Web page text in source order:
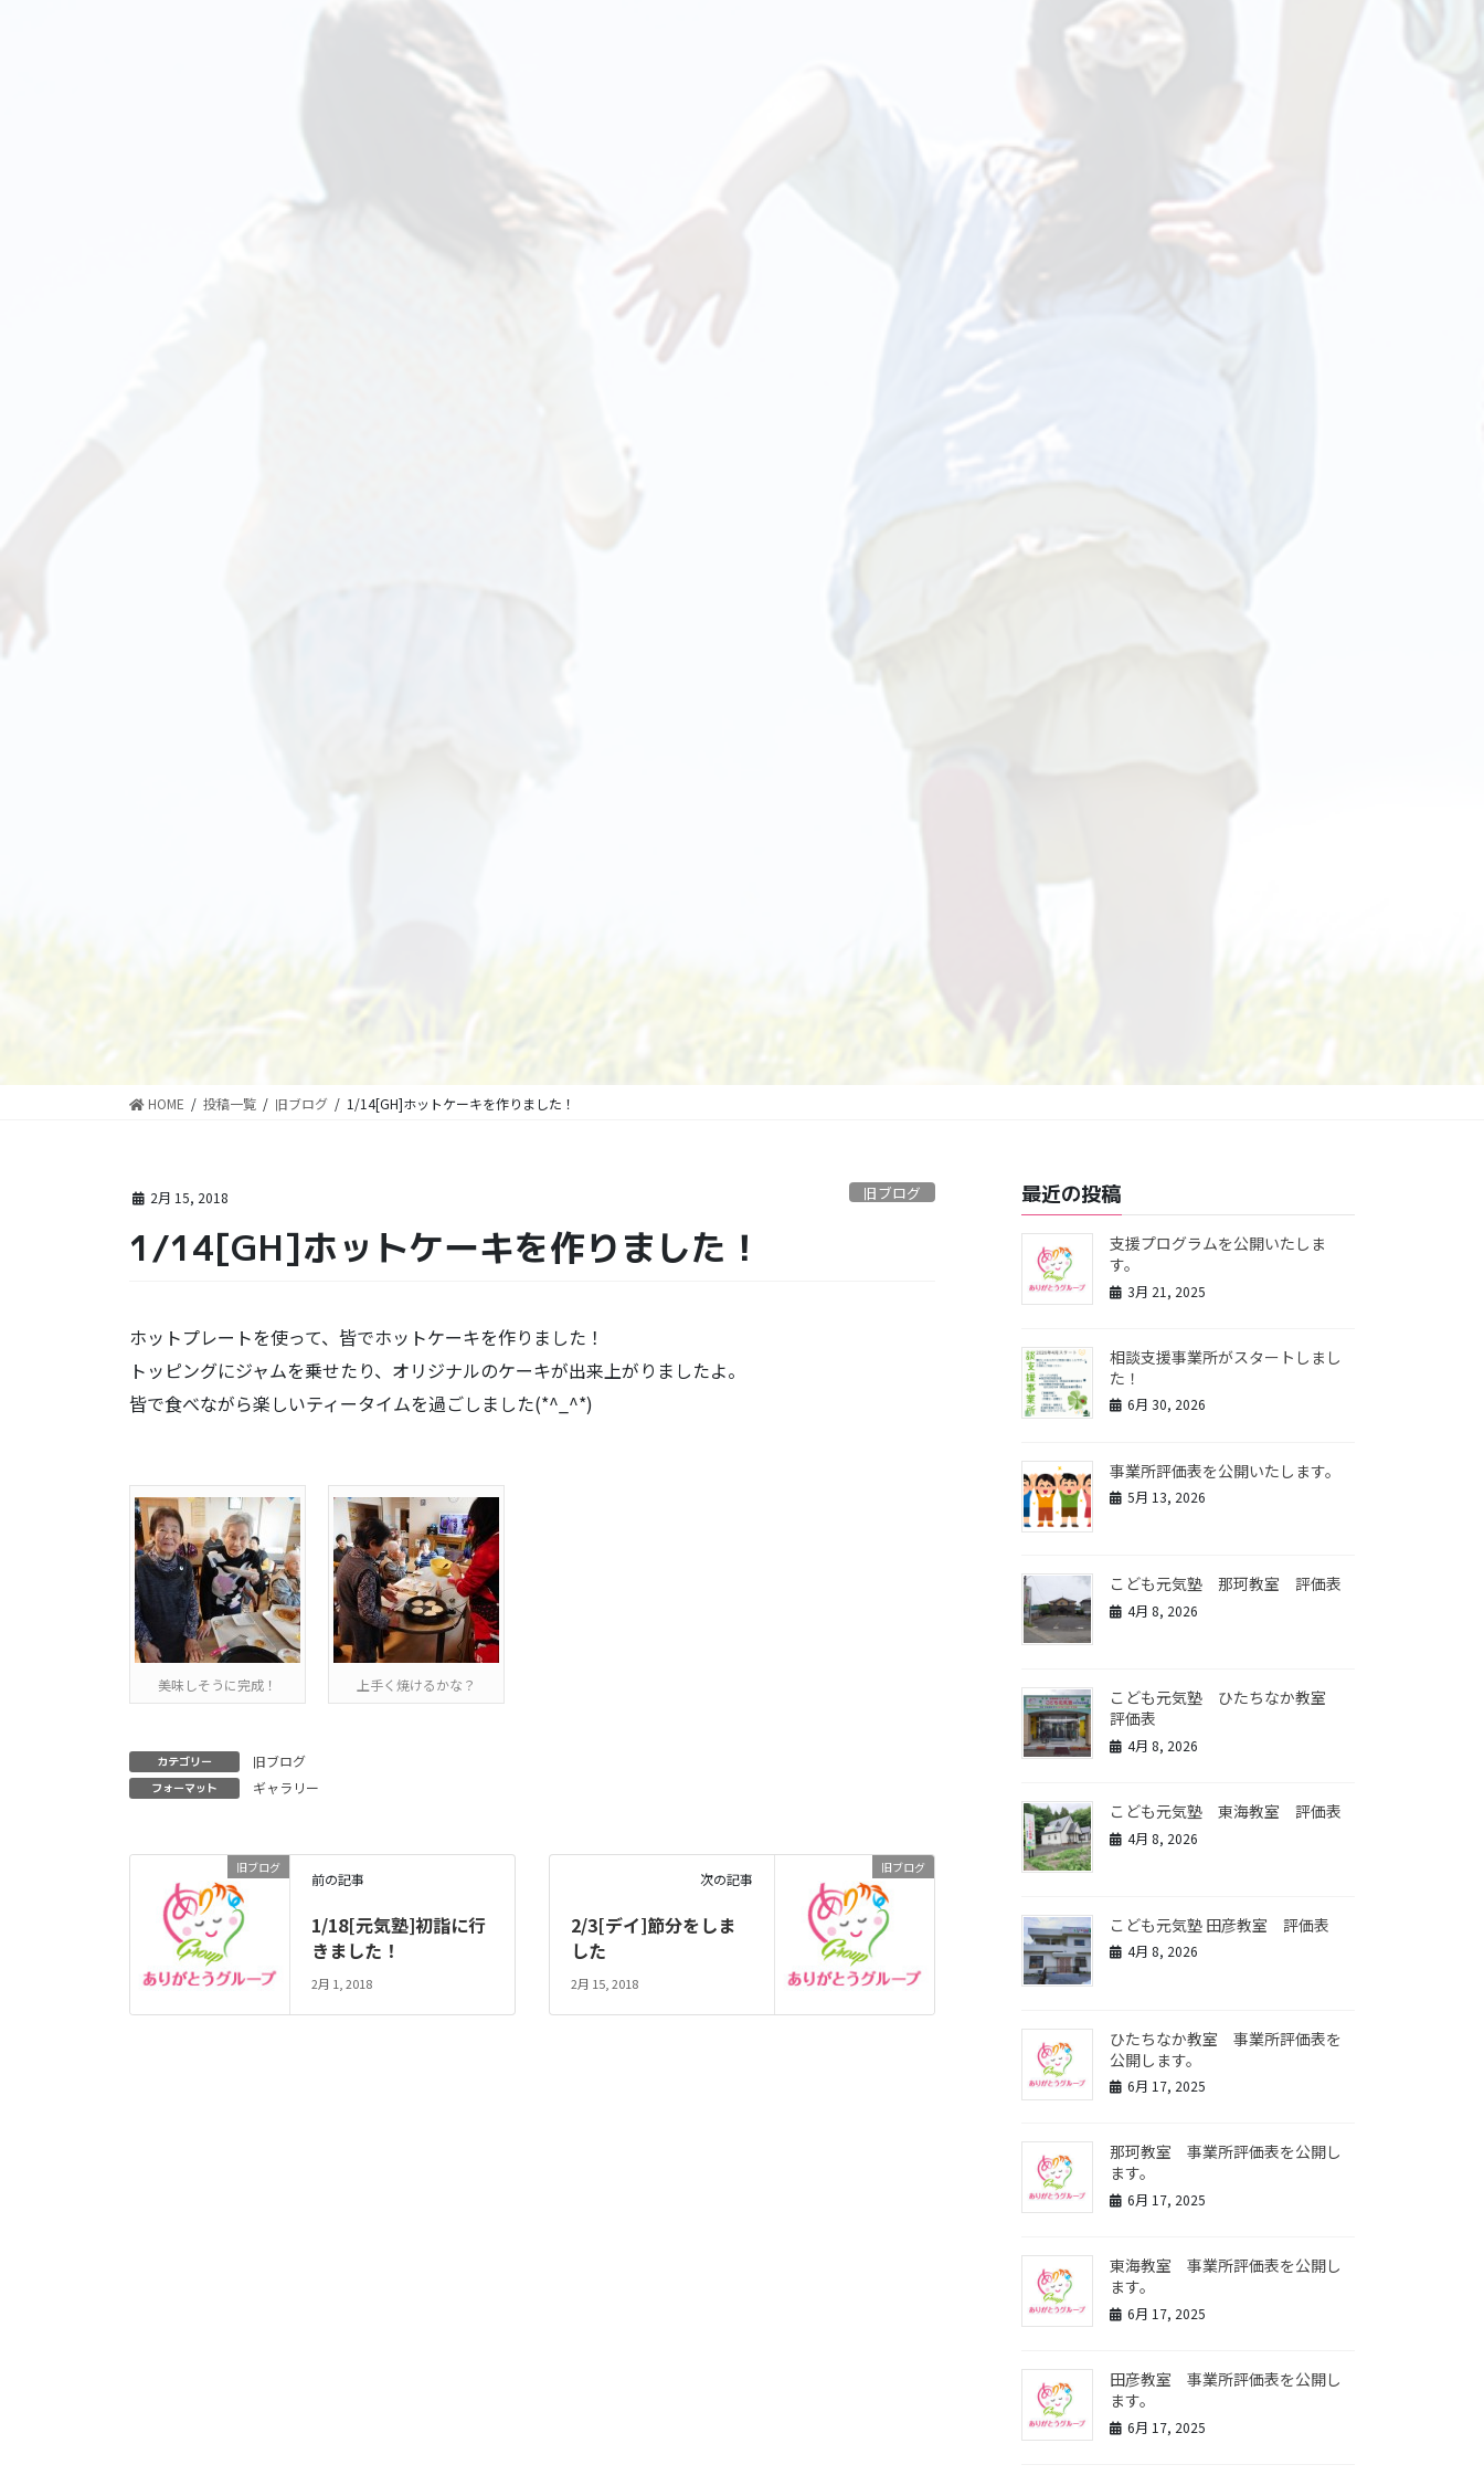
HOME 投稿一覧 旧ブログ 1/14[GH]ホットケーキを作りました！
2月 15, 2018 旧ブログ
1/14[GH]ホットケーキを作りました！
ホットプレートを使って、皆でホットケーキを作りました！
トッピングにジャムを乗せたり、オリジナルのケーキが出来上がりましたよ。
皆で食べながら楽しいティータイムを過ごしました(*^_^*)
美味しそうに完成！ 上手く焼けるかな？
カテゴリー 旧ブログ
フォーマット ギャラリー
旧ブログ
前の記事
1/18[元気塾]初詣に行
きました！
2月 1, 2018
旧ブログ
次の記事
2/3[デイ]節分をしま
した
2月 15, 2018
最近の投稿
支援プログラムを公開いたしま
す。
3月 21, 2025
相談支援事業所がスタートしまし
た！
6月 30, 2026
事業所評価表を公開いたします。
5月 13, 2026
こども元気塾 那珂教室 評価表
4月 8, 2026
こども元気塾 ひたちなか教室
評価表
4月 8, 2026
こども元気塾 東海教室 評価表
4月 8, 2026
こども元気塾 田彦教室 評価表
4月 8, 2026
ひたちなか教室 事業所評価表を
公開します。
6月 17, 2025
那珂教室 事業所評価表を公開し
ます。
6月 17, 2025
東海教室 事業所評価表を公開し
ます。
6月 17, 2025
田彦教室 事業所評価表を公開し
ます。
6月 17, 2025